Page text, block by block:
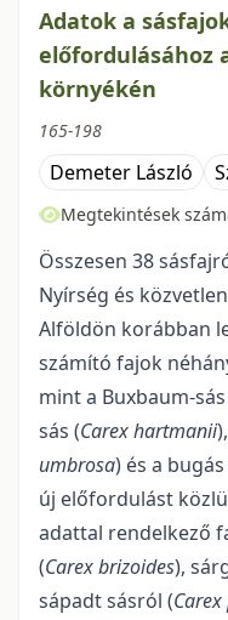
Adatok a
előfordulásához
környékén
165-198
Demeter László
Megtekintések
Összesen 38
Nyírség és
Alföldön korábban
számító fajok
mint a Buxbaum-sás
sás (Carex hartmanii
umbrosa) és a bugás
új előfordulást
adattal rendelkező
(Carex brizoides),
sápadt sásról (